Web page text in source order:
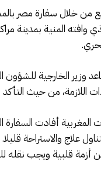
من خلال سفارة مصر
وزير الخارجية للشؤون
اللازمة، من حيث
المغربية أفادت
علاج والاستراحة
أزمة قلبية ويجب نقله